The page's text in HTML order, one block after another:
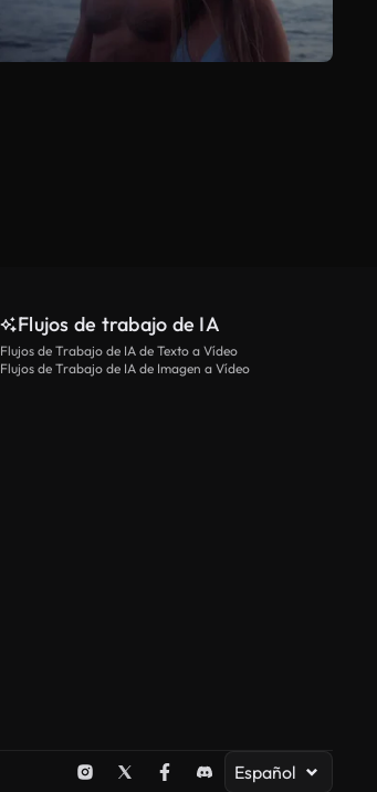
Flujos de trabajo de IA
Flujos de Trabajo de IA de Texto a Vídeo
Flujos de Trabajo de IA de Imagen a Vídeo
Español